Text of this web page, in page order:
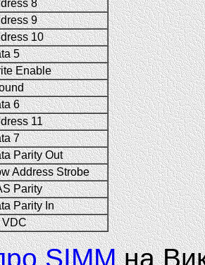
8
9
10
5
Enable
6
11
7
Parity Out
Address Strobe
Parity
Parity In
VDC
SIMMна